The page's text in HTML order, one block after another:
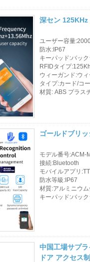
深セン 125KHz
ユーザー容量
防水:IP67
キーパッド:バッ
RFIDタイプ
ウィーガンド:ウ
タイプ:カード/コ
材質: ABS プラス
ゴールドブリ
モデル番号:ACM-
接続:Bluetooth
モバイルアプリ
防水等級:IP67
材質:アルミニウム
キーパッド:バッ
中国工場サプ
ドア アクセス